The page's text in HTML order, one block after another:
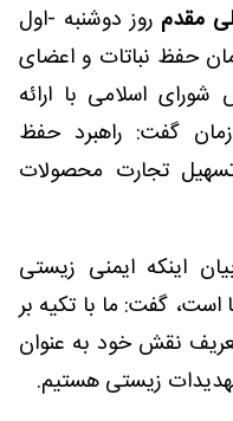
مقدم روز دوشنبه -اول
حفظ نباتات و اعضای
اسلامی با ارائه
گفت: راهبرد حفظ
تجارت محصولات
اینکه ایمنی زیستی
گفت: ما با تکیه بر
نقش خود به عنوان
زیستی هستیم.